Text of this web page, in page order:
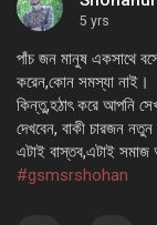
5 yrs
পাঁচ জন মানুষ একসাথে
করেন,কোন সমস্যা নাই।
কিন্তু,হঠাৎ করে আপনি
দেখবেন, বাকী চারজন
এটাই বাস্তব,এটাই
#gsmsrshohan